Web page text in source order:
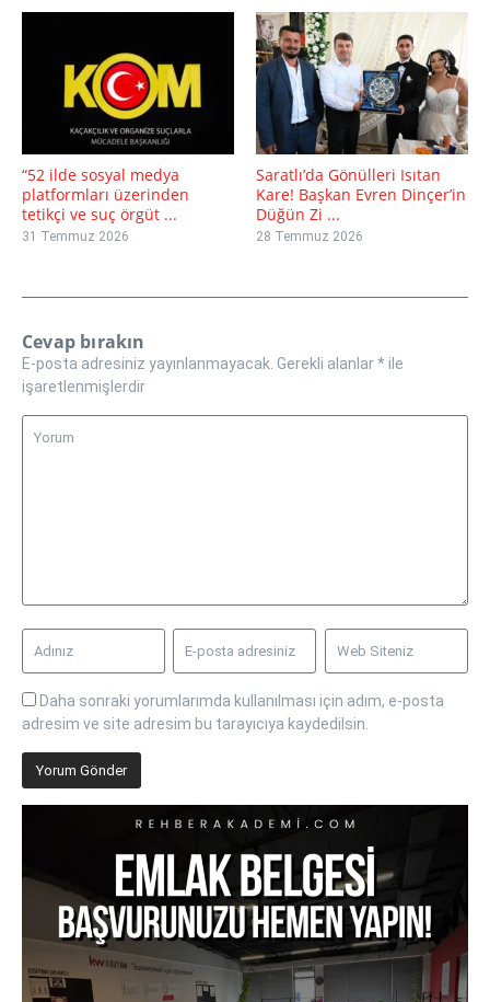
“52 ilde sosyal medya
platformları üzerinden
tetikçi ve suç örgüt ...
31 Temmuz 2026
Saratlı’da Gönülleri Isıtan
Kare! Başkan Evren Dinçer’in
Düğün Zi ...
28 Temmuz 2026
Cevap bırakın
E-posta adresiniz yayınlanmayacak. Gerekli alanlar*ile
işaretlenmişlerdir
Daha sonraki yorumlarımda kullanılması için adım, e-posta
adresim ve site adresim bu tarayıcıya kaydedilsin.